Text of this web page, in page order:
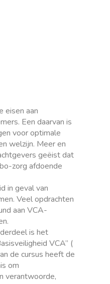
aan
Een daarvan is
voor optimale
welzijn. Meer en
geëist dat
zorg afdoende
in geval van
Veel opdrachten
aan VCA-
is het
VCA” (
de cursus heeft de
om
verantwoorde,